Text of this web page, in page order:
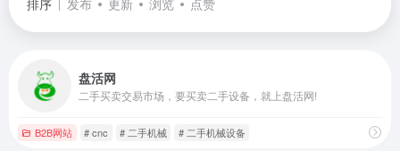
发布 更新 浏览 点赞
盘活网
二手买卖交易市场，要买卖二手设备，就上盘活网!
B2B网站 # cnc # 二手机械 # 二手机械设备